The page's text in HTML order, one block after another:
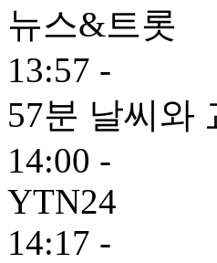
뉴스&트롯
13:57 -
57분 날씨와
14:00 -
YTN24
14:17 -